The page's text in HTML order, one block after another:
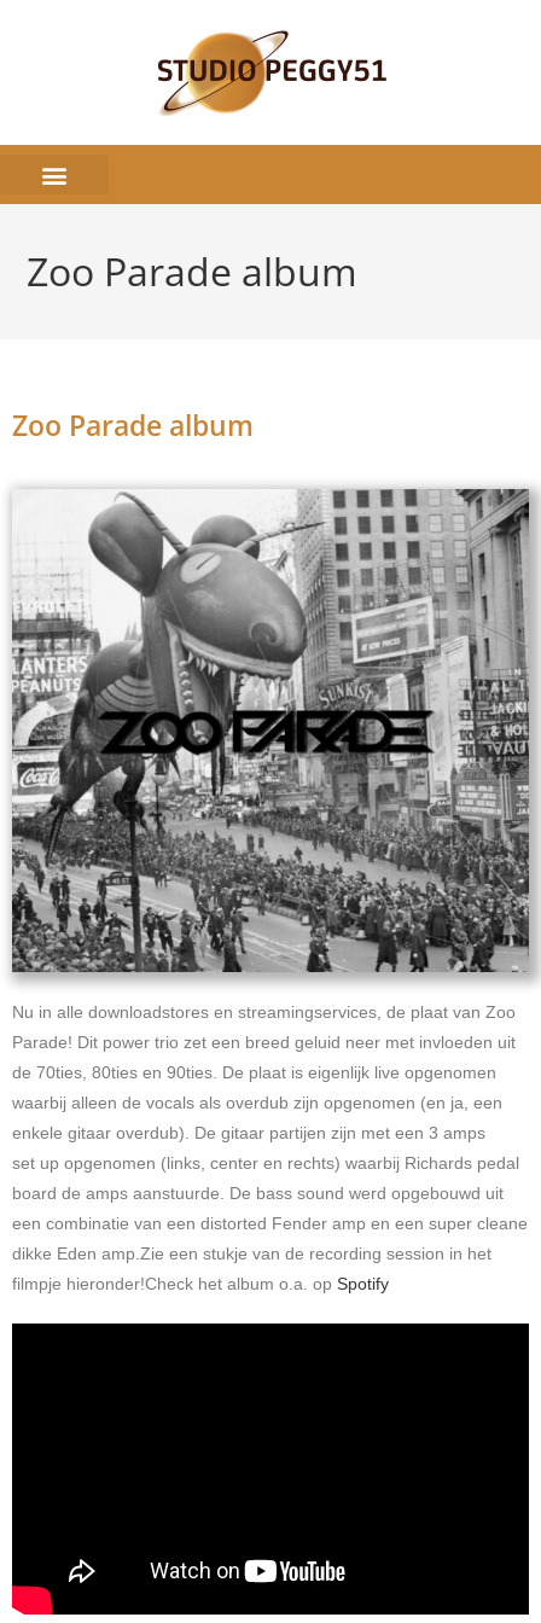
Zoo Parade album
Zoo Parade album
Nu in alle downloadstores en streamingservices, de plaat van Zoo
Parade! Dit power trio zet een breed geluid neer met invloeden uit
de 70ties, 80ties en 90ties. De plaat is eigenlijk live opgenomen
waarbij alleen de vocals als overdub zijn opgenomen (en ja, een
enkele gitaar overdub). De gitaar partijen zijn met een 3 amps
set up opgenomen (links, center en rechts) waarbij Richards pedal
board de amps aanstuurde. De bass sound werd opgebouwd uit
een combinatie van een distorted Fender amp en een super cleane
dikke Eden amp.Zie een stukje van de recording session in het
filmpje hieronder!Check het album o.a. op Spotify